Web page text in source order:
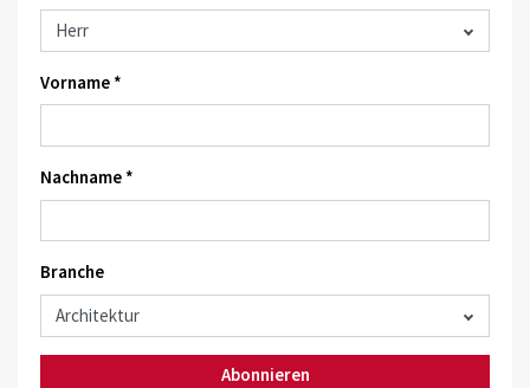
Vorname *
Nachname *
Branche
Abonnieren